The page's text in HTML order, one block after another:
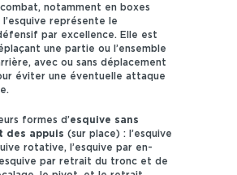
notamment en boxes
représente le
par excellence. Elle est
une partie ou l’ensemble
avec ou sans déplacement
éviter une éventuelle attaque
formes d’esquive sans
des appuis (sur place) : l’esquive
rotative, l’esquive par en-
par retrait du tronc et de